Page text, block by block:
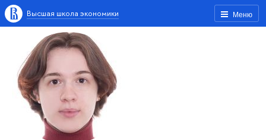
Меню
Высшая школа экономики